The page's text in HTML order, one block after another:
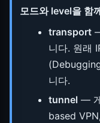
모드와 level을 함
transport—
니다. 원래
니다.
tunnel —
based